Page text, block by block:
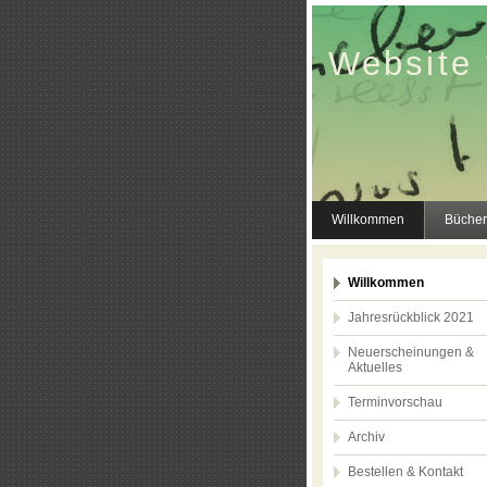
Website
Willkommen Bücher
Willkommen
Jahresrückblick 2021
Neuerscheinungen &
Aktuelles
Terminvorschau
Archiv
Bestellen & Kontakt